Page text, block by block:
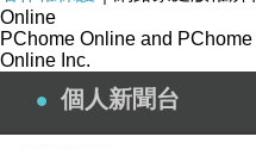
我還回想到很久以前也常
Online
PChome Online and
Online Inc.
個人新聞台